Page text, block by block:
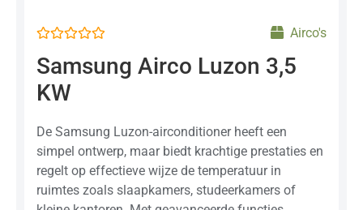
0
uit
5
Airco's
Samsung Airco Luzon 3,5
KW
De Samsung Luzon-airconditioner heeft een
simpel ontwerp, maar biedt krachtige prestaties en
regelt op effectieve wijze de temperatuur in
ruimtes zoals slaapkamers, studeerkamers of